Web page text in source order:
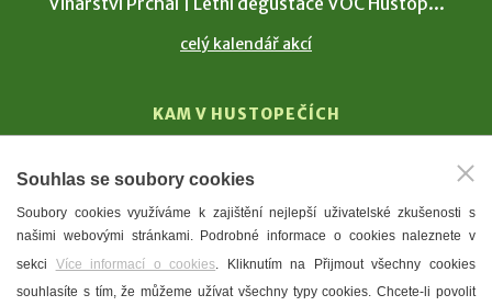
celý kalendář akcí
KAM V HUSTOPEČÍCH
T. G. Masaryk
Mandloně
Ubytování
Restaurace
Souhlas se soubory cookies
Soubory cookies využíváme k zajištění nejlepší uživatelské zkušenosti s
našimi webovými stránkami. Podrobné informace o cookies naleznete v
sekci Více informací o cookies. Kliknutím na Přijmout všechny cookies
souhlasíte s tím, že můžeme užívat všechny typy cookies. Chcete-li povolit